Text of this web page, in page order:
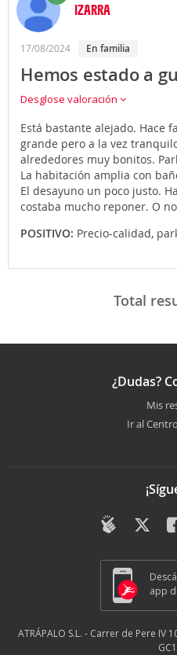
IZARRA
17/08/2024 en familia
Hemos estado a
Desglose valoración
Está bastante alejado. Hace
grande pero a la vez
alrededores muy bonitos.
La habitación amplia con
El desayuno un poco justo.
costaba mucho reponer. O
POSITIVO: Precio-calidad,
Total
¿Dudas?
Mis
Ir al
app
ATRÁPALO S.L. - Carrer de Pere IV